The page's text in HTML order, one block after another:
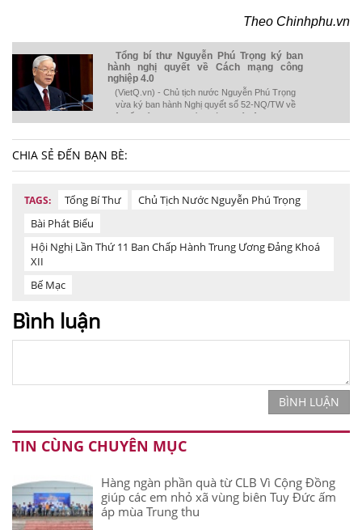
Theo Chinhphu.vn
Tổng bí thư Nguyễn Phú Trọng ký ban
hành nghị quyết về Cách mạng công
nghiệp 4.0
(VietQ.vn) - Chủ tịch nước Nguyễn Phú Trọng
vừa ký ban hành Nghị quyết số 52-NQ/TW về
một số chủ trương, chính sách chủ động tham gia
CHIA SẺ ĐẾN BẠN BÈ:
TAGS: Tổng Bí Thư
Chủ Tịch Nước Nguyễn Phú Trọng
Bài Phát Biểu
Hội Nghị Lần Thứ 11 Ban Chấp Hành Trung Ương Đảng Khoá
XII
Bế Mạc
Bình luận
BÌNH LUẬN
TIN CÙNG CHUYÊN MỤC
Hàng ngàn phần quà từ CLB Vì Cộng Đồng
giúp các em nhỏ xã vùng biên Tuy Đức ấm
áp mùa Trung thu